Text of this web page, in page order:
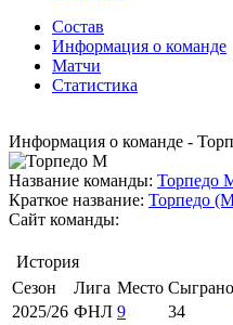
Состав
Информация о команде
Матчи
Статистика
Информация о команде -
Название команды: Торпедо
Краткое название: Торпедо
Сайт команды:
История
Сезон
Лига Место Сыграно
2025/26 ФНЛ 9 34